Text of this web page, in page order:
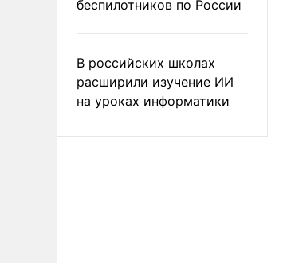
беспилотников по России
В российских школах
расширили изучение ИИ
на уроках информатики